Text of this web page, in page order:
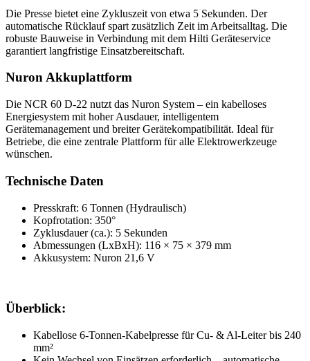
Die Presse bietet eine Zykluszeit von etwa 5 Sekunden. Der
automatische Rücklauf spart zusätzlich Zeit im Arbeitsalltag. Die
robuste Bauweise in Verbindung mit dem Hilti Geräteservice
garantiert langfristige Einsatzbereitschaft.
Nuron Akkuplattform
Die NCR 60 D-22 nutzt das Nuron System – ein kabelloses
Energiesystem mit hoher Ausdauer, intelligentem
Gerätemanagement und breiter Gerätekompatibilität. Ideal für
Betriebe, die eine zentrale Plattform für alle Elektrowerkzeuge
wünschen.
Technische Daten
Presskraft: 6 Tonnen (Hydraulisch)
Kopfrotation: 350°
Zyklusdauer (ca.): 5 Sekunden
Abmessungen (LxBxH): 116 × 75 × 379 mm
Akkusystem: Nuron 21,6 V
Überblick:
Kabellose 6-Tonnen-Kabelpresse für Cu- & Al-Leiter bis 240
mm²